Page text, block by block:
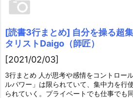
[読書3行まとめ] 自分を操る超
タリストDaigo（師匠）
[2021/02/03]
3行まとめ 人が思考や感情をコントロー
ルパワー」は限られていて、集中力を行
られていく。プライベートでも仕事でも